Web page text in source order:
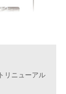
リニューアル